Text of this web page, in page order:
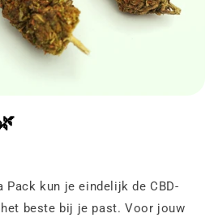
Pack kun je eindelijk de CBD-
beste bij je past. Voor jouw